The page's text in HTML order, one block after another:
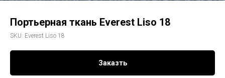
Портьерная ткань Everest Liso 18
SKU: Everest Liso 18
Заказть